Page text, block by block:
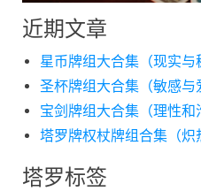
近期文章
星币牌组大合集（现实与
圣杯牌组大合集（敏感与
宝剑牌组大合集（理性和
塔罗牌权杖牌组合集（炽
塔罗标签